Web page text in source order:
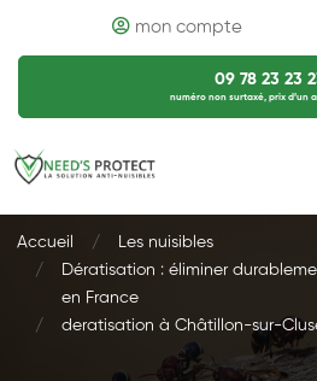
mon compte
09 78 23 23
numéro non surtaxé, prix d’un
Accueil
Les nuisibles
Dératisation : éliminer
en France
deratisation à Châtillon-sur-